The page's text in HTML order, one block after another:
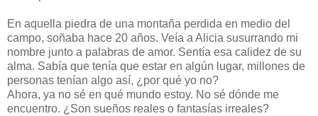
En aquella piedra de una montaña perdida en medio del
campo, soñaba hace 20 años. Veía a Alicia susurrando mi
nombre junto a palabras de amor. Sentía esa calidez de su
alma. Sabía que tenía que estar en algún lugar, millones de
personas tenían algo así, ¿por qué yo no?
Ahora, ya no sé en qué mundo estoy. No sé dónde me
encuentro. ¿Son sueños reales o fantasías irreales?